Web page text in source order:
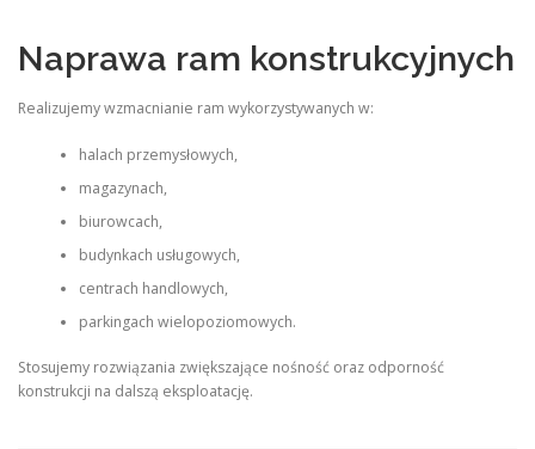
Naprawa ram konstrukcyjnych
Realizujemy wzmacnianie ram wykorzystywanych w:
halach przemysłowych,
magazynach,
biurowcach,
budynkach usługowych,
centrach handlowych,
parkingach wielopoziomowych.
Stosujemy rozwiązania zwiększające nośność oraz odporność
konstrukcji na dalszą eksploatację.